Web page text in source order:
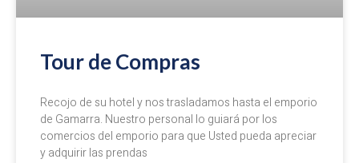
Tour de Compras
Recojo de su hotel y nos trasladamos hasta el emporio
de Gamarra. Nuestro personal lo guiará por los
comercios del emporio para que Usted pueda apreciar
y adquirir las prendas